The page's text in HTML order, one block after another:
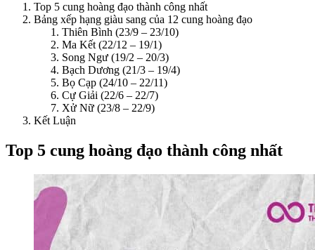
Top 5 cung hoàng đạo thành công nhất
Bảng xếp hạng giàu sang của 12 cung hoàng đạo
Thiên Bình (23/9 – 23/10)
Ma Kết (22/12 – 19/1)
Song Ngư (19/2 – 20/3)
Bạch Dương (21/3 – 19/4)
Bọ Cạp (24/10 – 22/11)
Cự Giải (22/6 – 22/7)
Xử Nữ (23/8 – 22/9)
Kết Luận
Top 5 cung hoàng đạo thành công nhất